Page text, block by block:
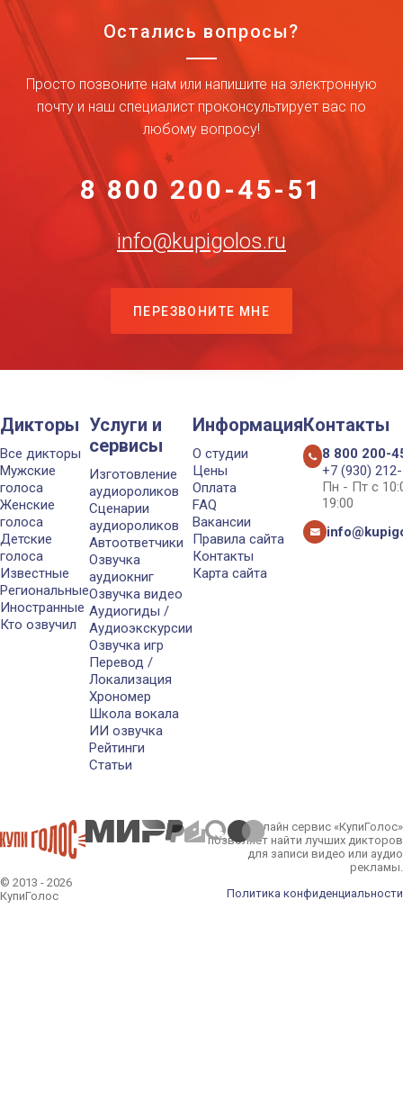
Остались вопросы?
Просто позвоните нам или напишите на электронную
почту и наш специалист проконсультирует вас по
любому вопросу!
8 800 200-45-51
info@kupigolos.ru
ПЕРЕЗВОНИТЕ МНЕ
Дикторы
Все дикторы
Мужские
голоса
Женские
голоса
Детские
голоса
Известные
Региональные
Иностранные
Кто озвучил
Услуги и
сервисы
Изготовление
аудиороликов
Сценарии
аудиороликов
Автоответчики
Озвучка
аудиокниг
Озвучка видео
Аудиогиды /
Аудиоэкскурсии
Озвучка игр
Перевод /
Локализация
Хрономер
Школа вокала
ИИ озвучка
Рейтинги
Статьи
Информация
О студии
Цены
Оплата
FAQ
Вакансии
Правила сайта
Контакты
Карта сайта
Контакты
8 800 200-
+7 (930)
Пн - Пт с
19:00
© 2013 - 2026
КупиГолос
Онлайн сервис «КупиГолос»
позволяет найти лучших дикторов
для записи видео или аудио
рекламы.
Политика конфиденциальности